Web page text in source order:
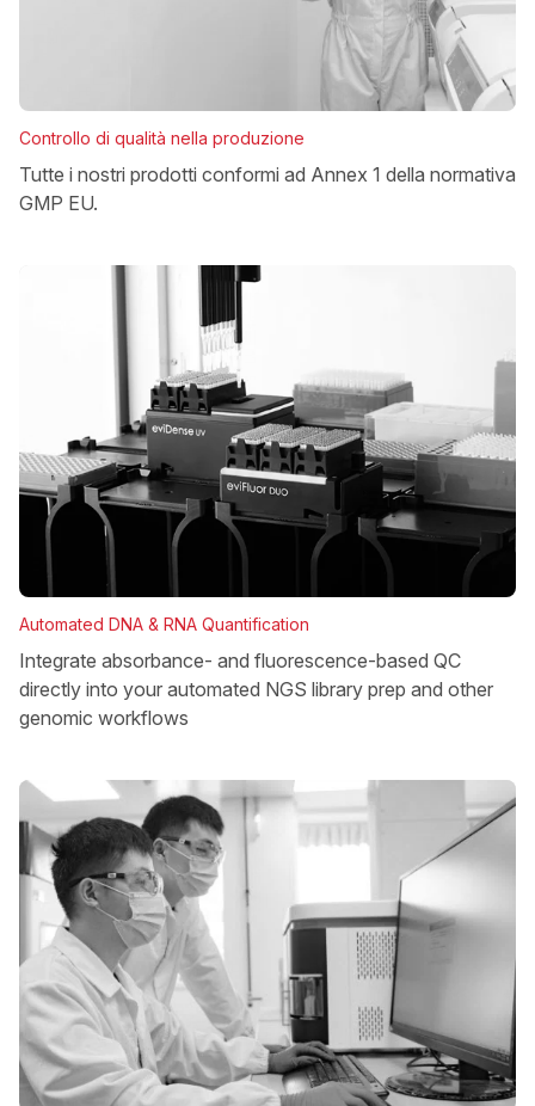
Controllo di qualità nella produzione
Tutte i nostri prodotti conformi ad Annex 1 della normativa
GMP EU.
Automated DNA & RNA Quantification
Integrate absorbance- and fluorescence-based QC
directly into your automated NGS library prep and other
genomic workflows